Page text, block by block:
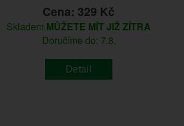
Cena: 329 Kč
Skladem MŮŽETE MÍT JIŽ ZÍTRA
Doručíme do: 7.8.
Detail